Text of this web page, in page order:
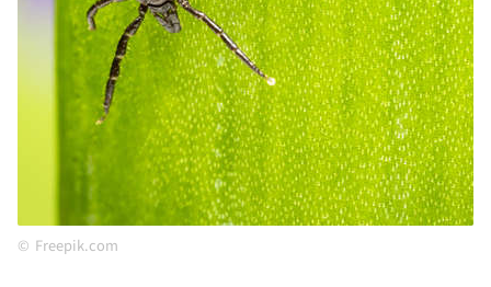
Freepik.com